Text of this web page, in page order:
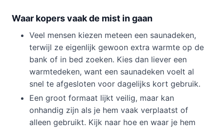
Waar kopers vaak de mist in gaan
Veel mensen kiezen meteen een saunadeken,
terwijl ze eigenlijk gewoon extra warmte op de
bank of in bed zoeken. Kies dan liever een
warmtedeken, want een saunadeken voelt al
snel te afgesloten voor dagelijks kort gebruik.
Een groot formaat lijkt veilig, maar kan
onhandig zijn als je hem vaak verplaatst of
alleen gebruikt. Kijk naar hoe en waar je hem